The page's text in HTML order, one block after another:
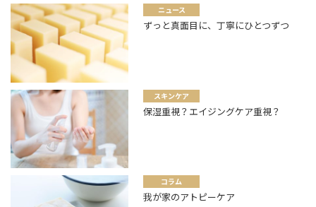
ニュース
ずっと真面目に、丁寧にひとつずつ
スキンケア
保湿重視？エイジングケア重視？
コラム
我が家のアトピーケア